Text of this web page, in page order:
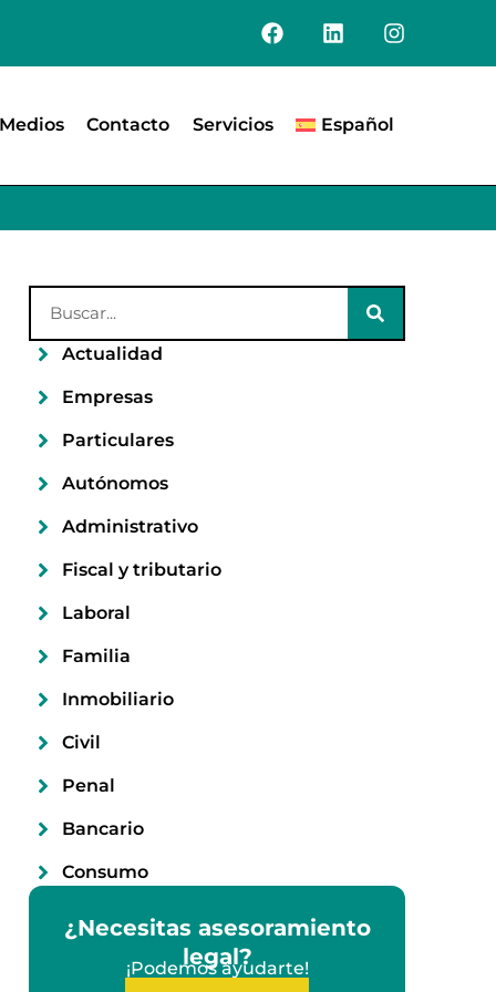
Medios Contacto Servicios Español
Actualidad
Empresas
Particulares
Autónomos
Administrativo
Fiscal y tributario
Laboral
Familia
Inmobiliario
Civil
Penal
Bancario
Consumo
¿Necesitas asesoramiento
legal?
¡Podemos ayudarte!